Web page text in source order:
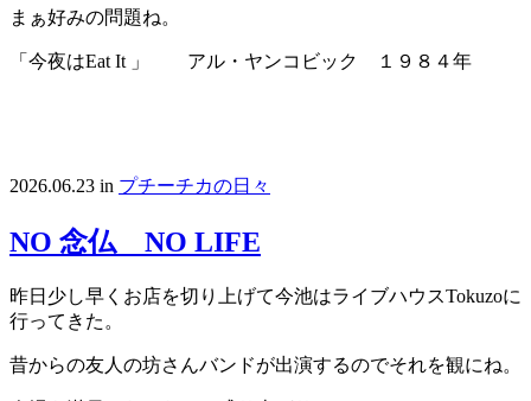
まぁ好みの問題ね。
「今夜はEat It 」 アル・ヤンコビック １９８４年
2026.06.23 in プチーチカの日々
NO 念仏 NO LIFE
昨日少し早くお店を切り上げて今池はライブハウスTokuzoに
行ってきた。
昔からの友人の坊さんバンドが出演するのでそれを観にね。